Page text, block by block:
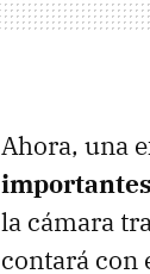
Ahora, una
importantes
la cámara
contará con